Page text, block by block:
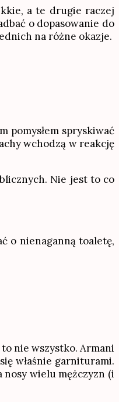
a te drugie raczej
o dopasowanie do
na różne okazje.
pomysłem spryskiwać
wchodzą w reakcję
Nie jest to co
o nienaganną toaletę,
nie wszystko. Armani
właśnie garniturami.
nosy wielu mężczyzn (i